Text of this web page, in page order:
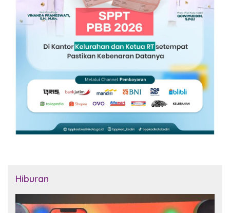
Hiburan